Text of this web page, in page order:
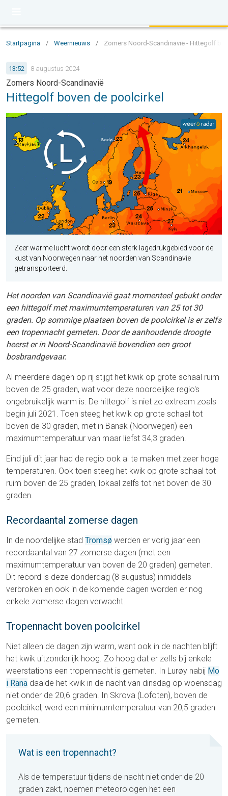
Startpagina / Weernieuws / Zomers Noord-Scandinavië - Hittegolf
13:52 8 augustus 2024
Zomers Noord-Scandinavië
Hittegolf boven de poolcirkel
Zeer warme lucht wordt door een sterk lagedrukgebied voor de
kust van Noorwegen naar het noorden van Scandinavie
getransporteerd.
Het noorden van Scandinavië gaat momenteel gebukt onder
een hittegolf met maximumtemperaturen van 25 tot 30
graden. Op sommige plaatsen boven de poolcirkel is er zelfs
een tropennacht gemeten. Door de aanhoudende droogte
heerst er in Noord-Scandinavië bovendien een groot
bosbrandgevaar.
Al meerdere dagen op rij stijgt het kwik op grote schaal ruim
boven de 25 graden, wat voor deze noordelijke regio's
ongebruikelijk warm is. De hittegolf is niet zo extreem zoals
begin juli 2021. Toen steeg het kwik op grote schaal tot
boven de 30 graden, met in Banak (Noorwegen) een
maximumtemperatuur van maar liefst 34,3 graden.
Eind juli dit jaar had de regio ook al te maken met zeer hoge
temperaturen. Ook toen steeg het kwik op grote schaal tot
ruim boven de 25 graden, lokaal zelfs tot net boven de 30
graden.
Recordaantal zomerse dagen
In de noordelijke stad Tromsø werden er vorig jaar een
recordaantal van 27 zomerse dagen (met een
maximumtemperatuur van boven de 20 graden) gemeten.
Dit record is deze donderdag (8 augustus) inmiddels
verbroken en ook in de komende dagen worden er nog
enkele zomerse dagen verwacht.
Tropennacht boven poolcirkel
Niet alleen de dagen zijn warm, want ook in de nachten blijft
het kwik uitzonderlijk hoog. Zo hoog dat er zelfs bij enkele
weerstations een tropennacht is gemeten. In Lurøy nabij Mo
i Rana daalde het kwik in de nacht van dinsdag op woensdag
niet onder de 20,6 graden. In Skrova (Lofoten), boven de
poolcirkel, werd een minimumtemperatuur van 20,5 graden
gemeten.
Wat is een tropennacht?
Als de temperatuur tijdens de nacht niet onder de 20
graden zakt, noemen meteorologen het een